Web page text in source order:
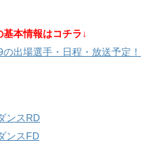
本情報はコチラ↓
出場選手・日程・放送予定！
ンスRD
ンスFD